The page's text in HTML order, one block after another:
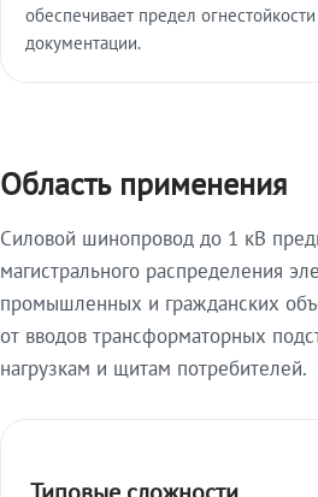
обеспечивает предел
документации.
Область применения
Силовой шинопровод до 1 кВ
магистрального распределения
промышленных и гражданских
от вводов трансформаторных
нагрузкам и щитам потребителей.